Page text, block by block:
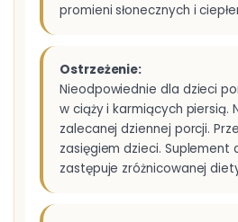
promieni słonecznych i
Ostrzeżenie:
Nieodpowiednie dla dzieci
w ciąży i karmiących piersią.
zalecanej dziennej porcji.
zasięgiem dzieci. Suplement
zastępuje zróżnicowanej